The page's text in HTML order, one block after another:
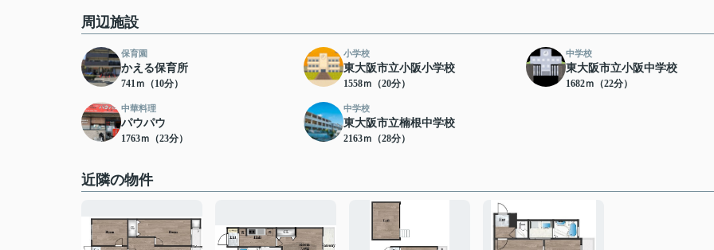
周辺施設
保育園
かえる保育所
741ｍ（10分）
小学校
東大阪市立小阪小学校
1558ｍ（20分）
中学校
東大阪市立小阪中学校
1682ｍ（22分）
中華料理
パウパウ
1763ｍ（23分）
中学校
東大阪市立楠根中学校
2163ｍ（28分）
近隣の物件